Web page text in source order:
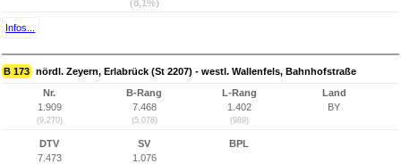
(8,1%)
Infos...
B 173 nördl. Zeyern, Erlabrück (St 2207) - westl. Wallenfels, Bahnhofstraße
Nr.
1.909
(9.270)
B-Rang
7.468
(5.078)
L-Rang
1.402
(989)
Land
BY
DTV
7.473
SV
1.076
BPL